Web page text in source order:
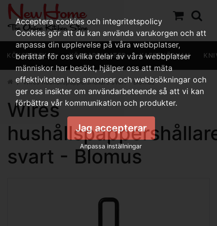
KÖKSREDSKAP KÖKSAPPARATER KAFFEHÖRNAN
Wires hushållspappershållare svart - Blomus
Wires
svart - Blomus
Acceptera cookies och integritetspolicy
Cookies gör att du kan använda varukorgen och att
anpassa din upplevelse på våra webbplatser,
berättar för oss vilka delar av våra webbplatser
människor har besökt, hjälper oss att mäta
effektiviteten hos annonser och webbsökningar och
ger oss insikter om användarbeteende så att vi kan
förbättra vår kommunikation och produkter.
Jag accepterar
Anpassa inställningar